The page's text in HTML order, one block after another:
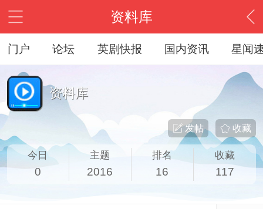
资料库
门户 论坛 英剧快报 国内资讯 星闻
资料库
收藏
发帖
今日
0
主题
2016
排名
16
收藏
117